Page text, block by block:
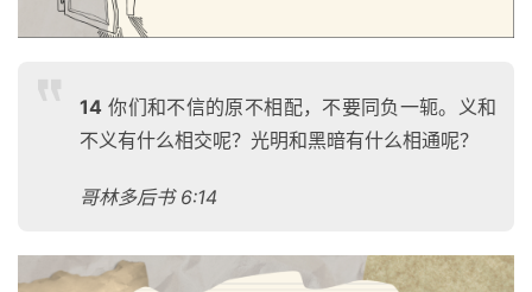
14 你们和不信的原不相配，不要同负一轭。义和
不义有什么相交呢？光明和黑暗有什么相通呢？
哥林多后书 6:14